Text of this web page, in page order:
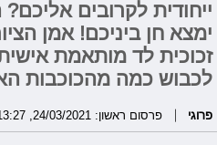
ייחודית לקרובים
ימצא חן ביניכם! אמן
זכוכית לד מותאמת
לכבוש כמה מהכוכבות
פרוגי פרסום ראשון: 24/03/2021, 13:27